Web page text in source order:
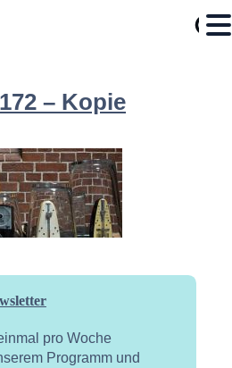
– Kopie
pro Woche
Programm und